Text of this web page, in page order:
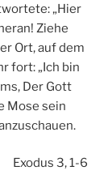
„Hier
Ziehe
Ort, auf dem
fort: „Ich bin
Der Gott
Mose sein
Exodus 3, 1-6